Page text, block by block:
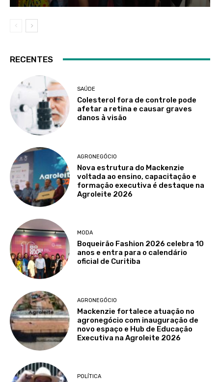
RECENTES
SAÚDE
Colesterol fora de controle pode
afetar a retina e causar graves
danos à visão
AGRONEGÓCIO
Nova estrutura do Mackenzie
voltada ao ensino, capacitação e
formação executiva é destaque na
Agroleite 2026
MODA
Boqueirão Fashion 2026 celebra 10
anos e entra para o calendário
oficial de Curitiba
AGRONEGÓCIO
Mackenzie fortalece atuação no
agronegócio com inauguração de
novo espaço e Hub de Educação
Executiva na Agroleite 2026
POLÍTICA